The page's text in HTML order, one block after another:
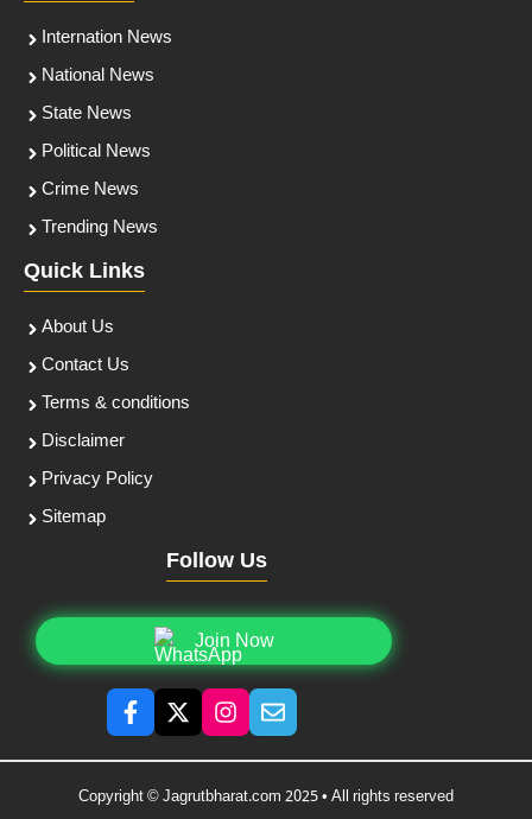
Internation News
National News
State News
Political News
Crime News
Trending News
Quick Links
About Us
Contact Us
Terms & conditions
Disclaimer
Privacy Policy
Sitemap
Follow Us
Join Now
Copyright © Jagrutbharat.com 2025 • All rights reserved